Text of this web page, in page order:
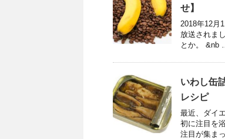
せ】
2018年12月
放送されま
とか。 &nb …
いわし缶
レシピ
最近、ダイ
初に注目を
注目が集ま